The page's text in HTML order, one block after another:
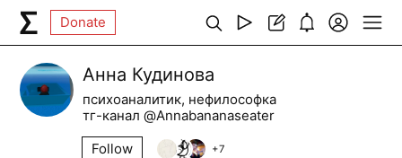
Donate
Анна Кудинова
психоаналитик, нефилософка
тг-канал @Annabananaseater
Follow
+7